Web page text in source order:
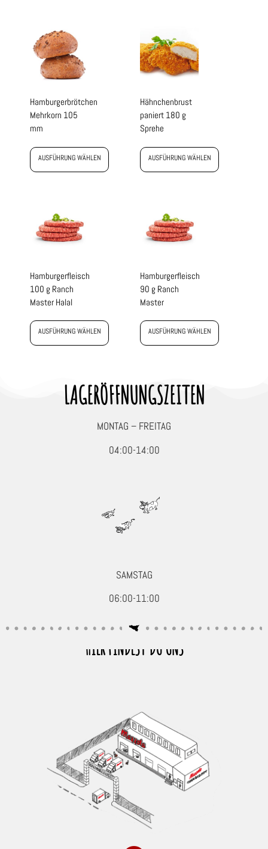
Hamburgerbrötchen
Mehrkorn 105
mm
AUSFÜHRUNG WÄHLEN
Hähnchenbrust
paniert 180 g
Sprehe
AUSFÜHRUNG WÄHLEN
Hamburgerfleisch
100 g Ranch
Master Halal
AUSFÜHRUNG WÄHLEN
Hamburgerfleisch
90 g Ranch
Master
AUSFÜHRUNG WÄHLEN
LAGERÖFFNUNGSZEITEN
MONTAG – FREITAG
04:00-14:00
SAMSTAG
06:00-11:00
HIER FINDEST DU UNS